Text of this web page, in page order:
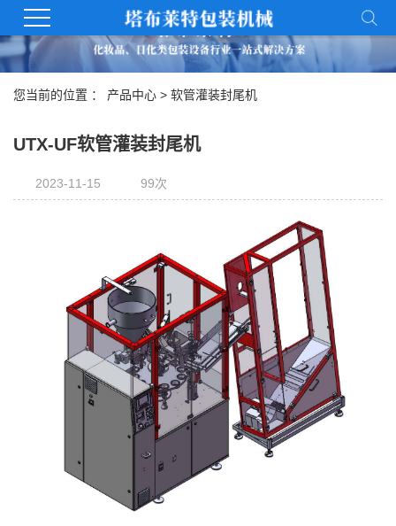
您当前的位置 ： 产品中心 > 软管灌装封尾机
UTX-UF软管灌装封尾机
2023-11-15 99次